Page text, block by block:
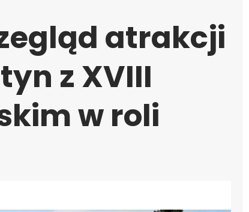
atrakcji
z XVIII
w roli